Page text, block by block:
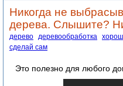
Никогда не
дерева. Слышите?
дерево деревообработка
сделай сам
Это полезно для любого